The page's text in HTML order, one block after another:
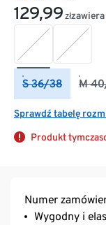
129,99 złzawiera
S 36/38 M
Sprawdź tabelę
Produkt
Numer
Wygodny i